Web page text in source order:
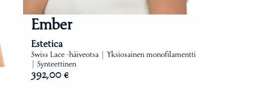
Ember
Estetica
Swiss Lace -häiveotsa | Yksiosainen monofilamentti
| Synteettinen
392,00 €